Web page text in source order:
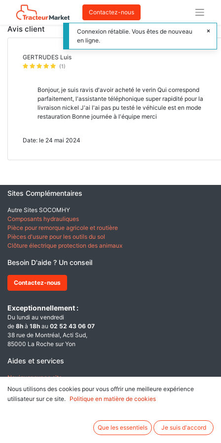
Contactez-nous
Avis client
GERTRUDES Luis
(1)
Bonjour, je suis ravis d'avoir acheté le verin Qui correspond
parfaitement, l'assistante téléphonique super rapidité pour la
livraison nickel J'ai l'ai pas pu testé le véhicule est en mode
restauration Bonne journée à l'équipe merci
Date: le 24 mai 2024
Sites Complémentaires
Autre Sites SOCOMHY
Composants hydrauliques
Pièce pour remorque agricole et routière
Pièces d'usure pour les outils du sol
Clôture électrique protection des animaux
Besoin D'aide ? Un conseil
Contactez-nous
Exceptionnellement :
Du lundi au vendredi
de 8h à 18h au 02 52 43 06 07
38 rue de Montréal, Acti Sud,
85000 La Roche sur Yon
Aides et services
Naviguer sur ce site
Qui sommes nous ?
A propos
Données personnelles & Cookies
Nous utilisons des cookies pour vous offrir une meilleure expérience
utilisateur sur ce site.
Politique en matière de cookies
Que les essentiels Je suis d'accord
Connexion rétablie. Vous êtes de nouveau
en ligne.